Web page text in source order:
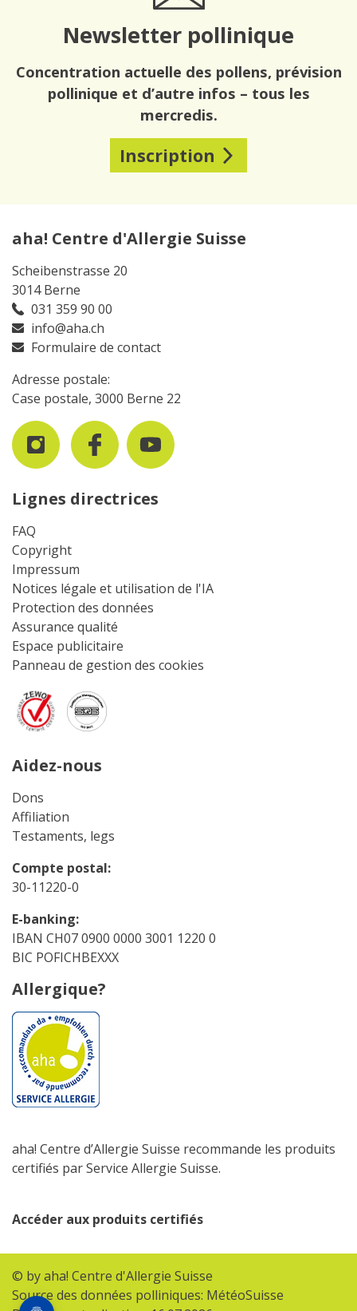
Newsletter pollinique
Concentration actuelle des pollens, prévision
pollinique et d’autre infos – tous les
mercredis.
Inscription
aha! Centre d'Allergie Suisse
Scheibenstrasse 20
3014 Berne
031 359 90 00
info@aha.ch
Formulaire de contact
Adresse postale:
Case postale, 3000 Berne 22
Lignes directrices
FAQ
Copyright
Impressum
Notices légale et utilisation de l'IA
Protection des données
Assurance qualité
Espace publicitaire
Panneau de gestion des cookies
Aidez-nous
Dons
Affiliation
Testaments, legs
Compte postal:
30-11220-0
E-banking:
IBAN CH07 0900 0000 3001 1220 0
BIC POFICHBEXXX
Allergique?
aha! Centre d’Allergie Suisse recommande les produits
certifiés par Service Allergie Suisse.
Accéder aux produits certifiés
© by aha! Centre d'Allergie Suisse
Source des données polliniques: MétéoSuisse